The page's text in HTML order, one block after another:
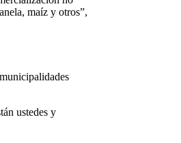
maíz y otros”,
ustedes y